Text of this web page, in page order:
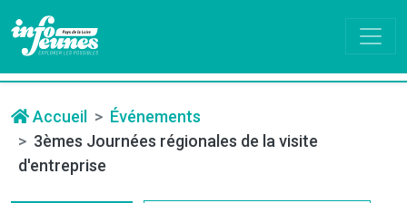
Accueil
Événements
3èmes Journées régionales de la visite
d'entreprise